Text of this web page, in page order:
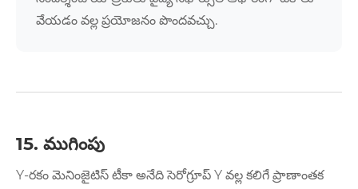
వేయడం వల్ల ప్రయోజనం పొందవచ్చు.
15. ముగింపు
Y-రకం మెనింజైటిస్ టీకా అనేది సెరోగ్రూప్ Y వల్ల కలిగే ప్రాణాంతక